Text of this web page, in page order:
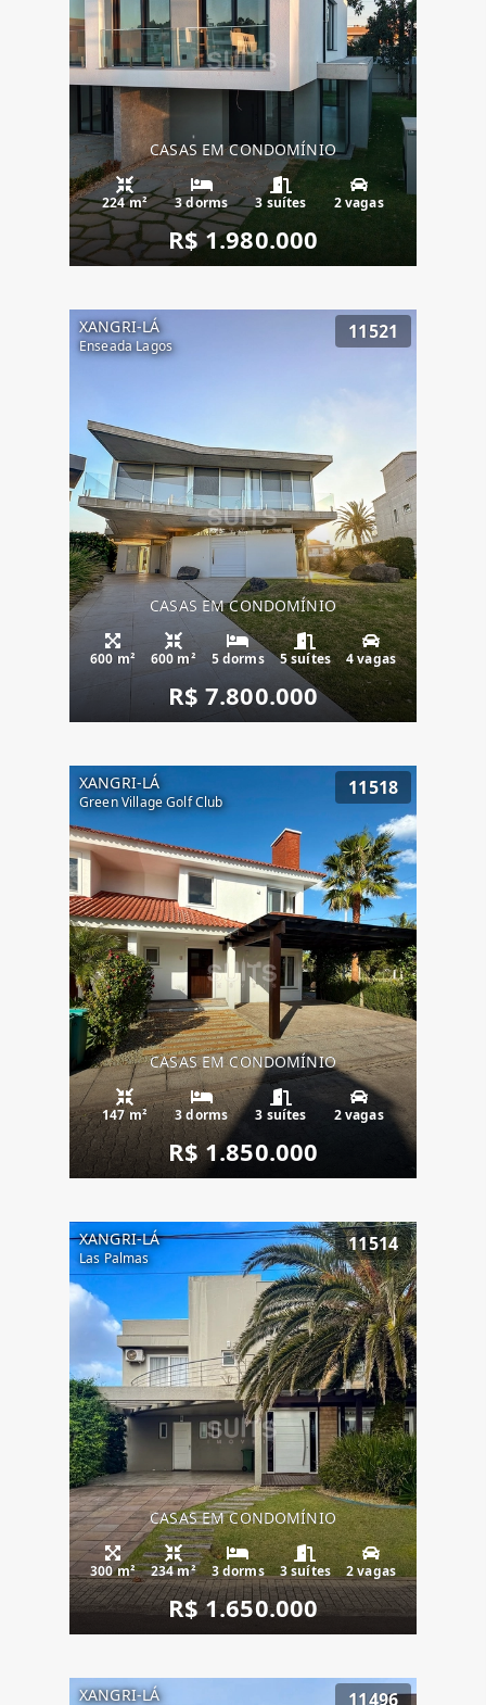
CASAS EM CONDOMÍNIO
224 m² 3 dorms 3 suítes 2 vagas
R$ 1.980.000
XANGRI-LÁ
Enseada Lagos
11521
CASAS EM CONDOMÍNIO
600 m² 600 m² 5 dorms 5 suítes 4 vagas
R$ 7.800.000
XANGRI-LÁ
Green Village Golf Club
11518
CASAS EM CONDOMÍNIO
147 m² 3 dorms 3 suítes 2 vagas
R$ 1.850.000
XANGRI-LÁ
Las Palmas
11514
CASAS EM CONDOMÍNIO
300 m² 234 m² 3 dorms 3 suítes 2 vagas
R$ 1.650.000
XANGRI-LÁ 11496